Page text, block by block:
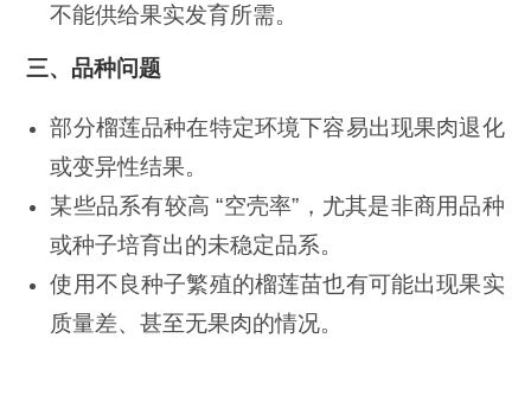
不能供给果实发育所需。
三、 品种问题
部分榴莲品种在特定环境下容易出现果肉退化
或变异性结果。
某些品系有较高 “空壳率”，尤其是非商用品种
或种子培育出的未稳定品系。
使用不良种子繁殖的榴莲苗也有可能出现果实
质量差、甚至无果肉的情况。